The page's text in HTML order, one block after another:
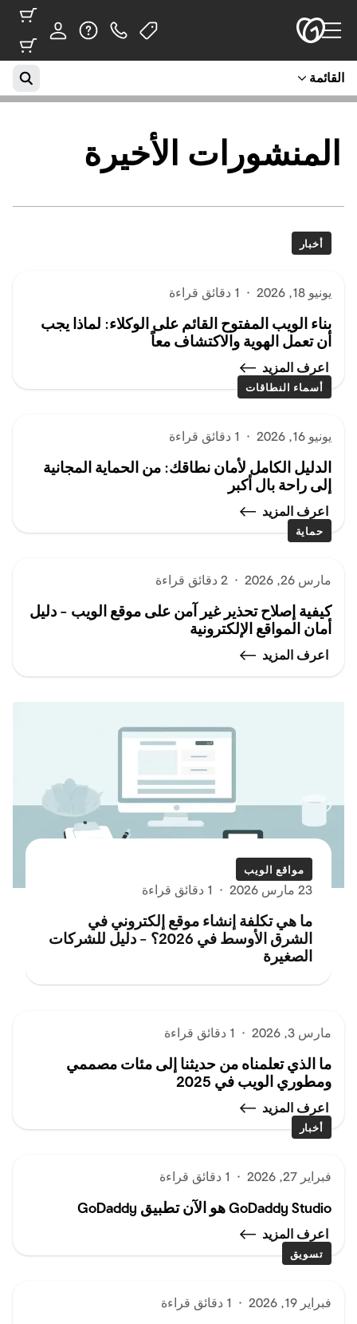
القائمة
المنشورات الأخيرة
أخبار
يونيو 18, 2026 · 1 دقائق قراءة
بناء الويب المفتوح القائم على الوكلاء: لماذا يجب
أن تعمل الهوية والاكتشاف معاً
اعرف المزيد
أسماء النطاقات
يونيو 16, 2026 · 1 دقائق قراءة
الدليل الكامل لأمان نطاقك: من الحماية المجانية
إلى راحة بال أكبر
اعرف المزيد
حماية
مارس 26, 2026 · 2 دقائق قراءة
كيفية إصلاح تحذير غير آمن على موقع الويب – دليل
أمان المواقع الإلكترونية
اعرف المزيد
مواقع الويب
23 مارس 2026 · 1 دقائق قراءة
ما هي تكلفة إنشاء موقع إلكتروني في
الشرق الأوسط في 2026؟ – دليل للشركات
الصغيرة
مارس 3, 2026 · 1 دقائق قراءة
ما الذي تعلمناه من حديثنا إلى مئات مصممي
ومطوري الويب في 2025
اعرف المزيد
أخبار
فبراير 27, 2026 · 1 دقائق قراءة
GoDaddy Studio هو الآن تطبيق GoDaddy
اعرف المزيد
تسويق
فبراير 19, 2026 · 1 دقائق قراءة